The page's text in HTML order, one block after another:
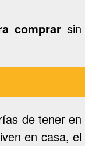
comprar sin
de tener en
en casa, el